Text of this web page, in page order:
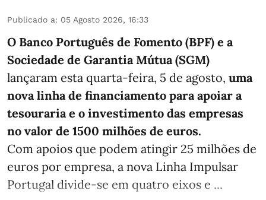
Publicado a: 05 Agosto 2026, 16:33
O Banco Português de Fomento (BPF) e a
Sociedade de Garantia Mútua (SGM)
lançaram esta quarta-feira, 5 de agosto, uma
nova linha de financiamento para apoiar a
tesouraria e o investimento das empresas
no valor de 1500 milhões de euros.
Com apoios que podem atingir 25 milhões de
euros por empresa, a nova Linha Impulsar
Portugal divide-se em quatro eixos e ...